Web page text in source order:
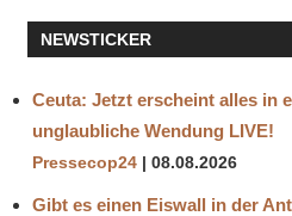
NEWSTICKER
Ceuta: Jetzt erscheint alles in
unglaubliche Wendung LIVE!
Pressecop24 08.08.2026
Gibt es einen Eiswall in der